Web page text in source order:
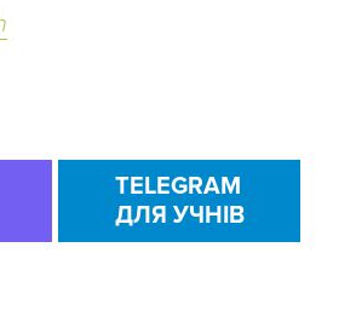
TELEGRAM
ДЛЯ УЧНІВ